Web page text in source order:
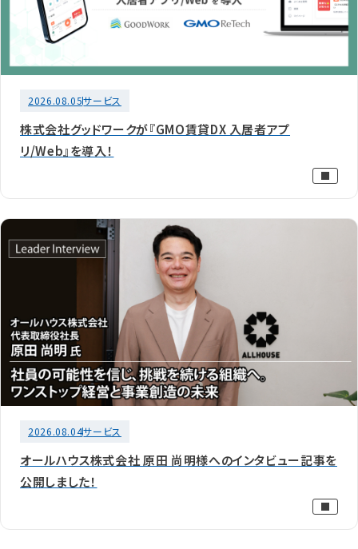
2026.08.05サービス
株式会社グッドワークが『GMO賃貸DX 入居者アプ
リ/Web』を導入！
2026.08.04サービス
オールハウス株式会社 原田 尚明様へのインタビュー記事を
公開しました！